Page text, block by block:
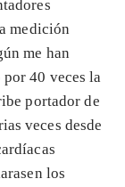
medición
me han
40 veces la
portador de
veces desde
los